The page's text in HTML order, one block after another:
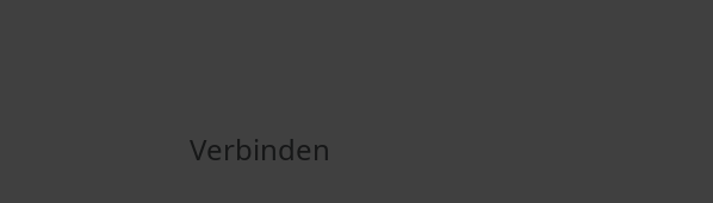
Verbinden